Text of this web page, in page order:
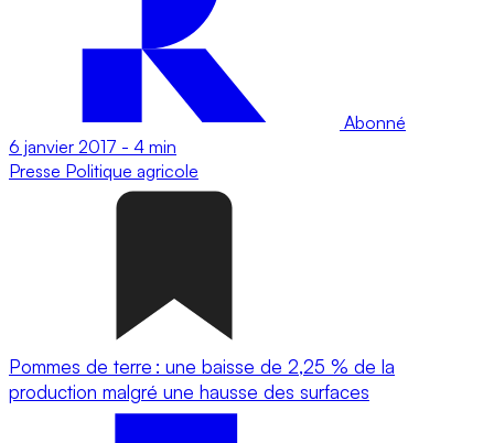
Abonné
6 janvier 2017 - 4 min
Presse Politique agricole
Pommes de terre : une baisse de 2,25 % de la
production malgré une hausse des surfaces